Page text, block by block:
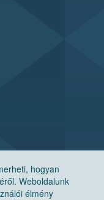
hogyan
Weboldalunk
élmény